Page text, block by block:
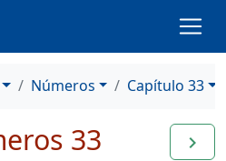
Números Capítulo 33
navigate_next
33